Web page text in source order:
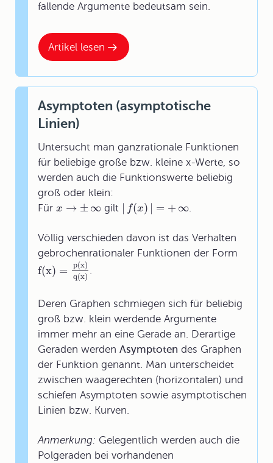
Artikel lesen
fallende Argumente bedeutsam sein.
Asymptoten (asymptotische
Linien)
Untersucht man ganzrationale Funktionen
für beliebige große bzw. kleine x-Werte, so
werden auch die Funktionswerte beliebig
groß oder klein:
Für x → ± ∞ gilt | f(x) | = + ∞.
Völlig verschieden davon ist das Verhalten
gebrochenrationaler Funktionen der Form
f(x) =
p(x)
q(x)
Deren Graphen schmiegen sich für beliebig
groß bzw. klein werdende Argumente
immer mehr an eine Gerade an. Derartige
Geraden werden Asymptoten des Graphen
der Funktion genannt. Man unterscheidet
zwischen waagerechten (horizontalen) und
schiefen Asymptoten sowie asymptotischen
Linien bzw. Kurven.
Anmerkung: Gelegentlich werden auch die
Polgeraden bei vorhandenen